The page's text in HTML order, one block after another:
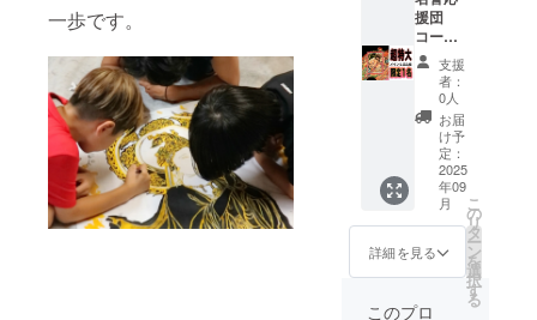
一歩です。
せん）
三つの
絵柄か
らお選
びくだ
さい。
＋手作
り灯籠
＋支援
者のお
名前を
協賛幕
に掲示
（希望
者の
み）。
援団
コース
（限定
１名）
前年度
のねぷ
たメイ
ン人物
部分を
切り抜
いた超
特大切
り抜き
の絵」
共産幕
ねぷた
支援
者：
0人
お届
け予
定：
2025
年09
月
詳細を見る
こ
の
リ
タ
ー
ン
を
選
択
す
る
このプロ